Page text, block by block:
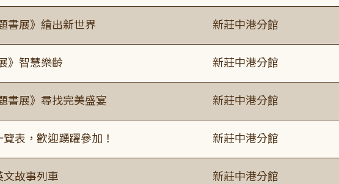
書展》繪出新世界 新莊中港分館
》智慧樂齡 新莊中港分館
書展》尋找完美盛宴 新莊中港分館
表，歡迎踴躍參加！ 新莊中港分館
文故事列車 新莊中港分館